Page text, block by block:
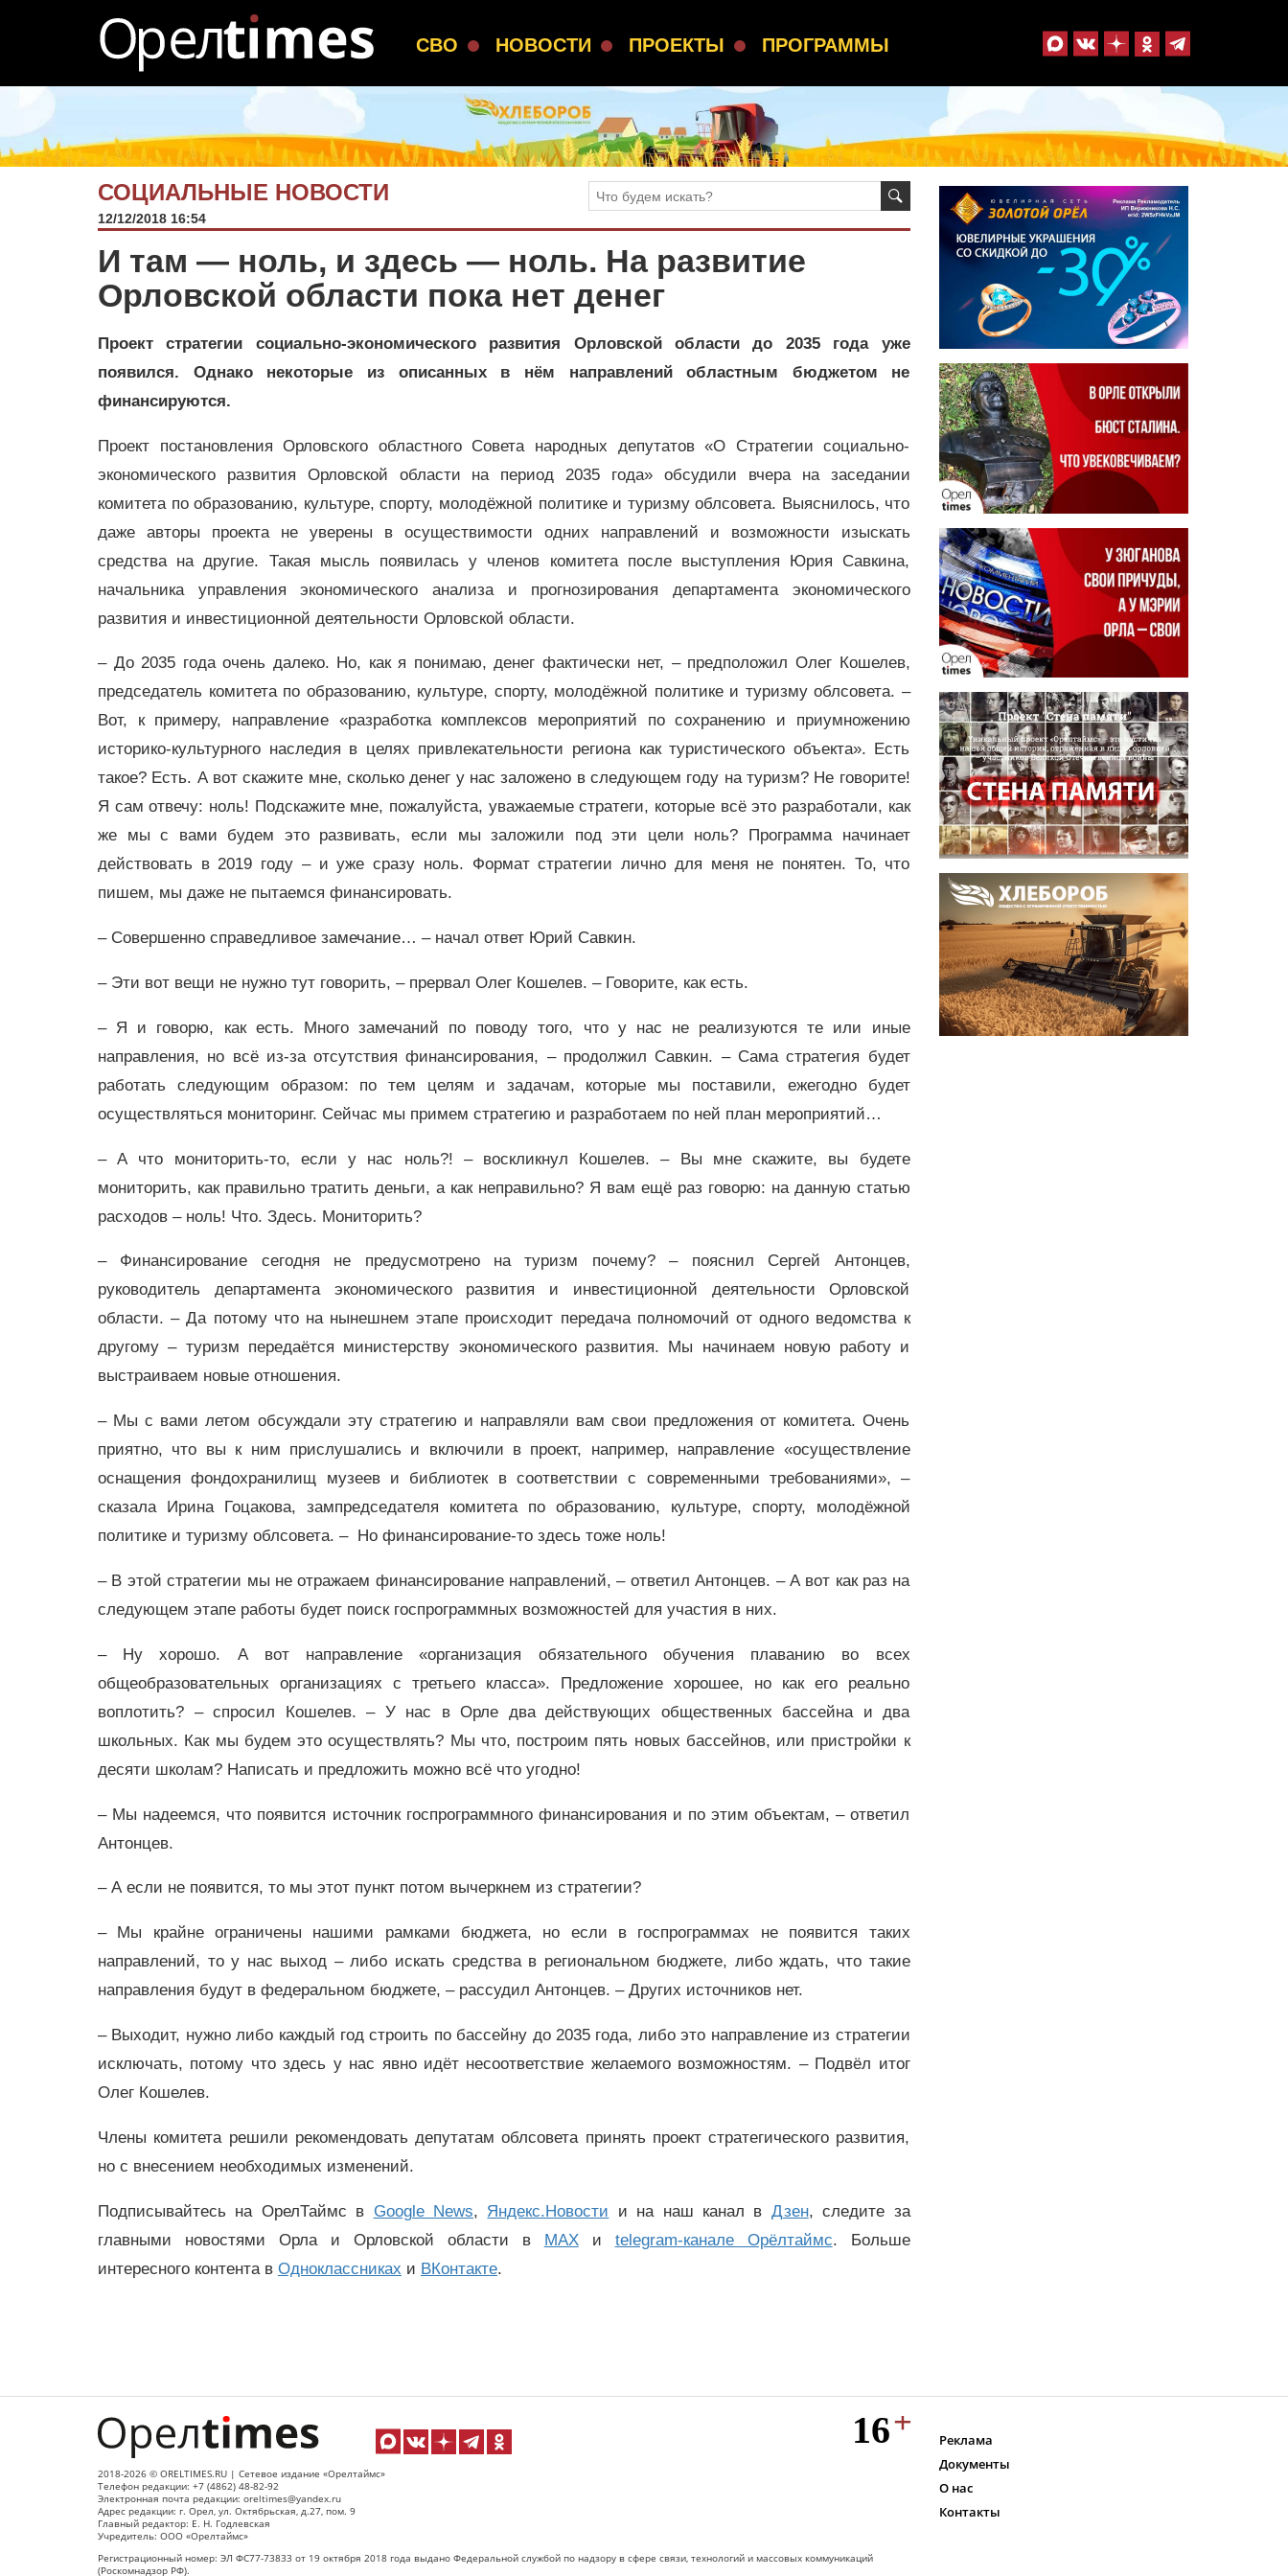
СВО НОВОСТИ ПРОЕКТЫ ПРОГРАММЫ
СОЦИАЛЬНЫЕ НОВОСТИ
12/12/2018 16:54
И там — ноль, и здесь — ноль. На развитие
Орловской области пока нет денег
Проект стратегии социально-экономического развития Орловской области до 2035 года уже
появился. Однако некоторые из описанных в нём направлений областным бюджетом не
финансируются.
Проект постановления Орловского областного Совета народных депутатов «О Стратегии социально-
экономического развития Орловской области на период 2035 года» обсудили вчера на заседании
комитета по образованию, культуре, спорту, молодёжной политике и туризму облсовета. Выяснилось, что
даже авторы проекта не уверены в осуществимости одних направлений и возможности изыскать
средства на другие. Такая мысль появилась у членов комитета после выступления Юрия Савкина,
начальника управления экономического анализа и прогнозирования департамента экономического
развития и инвестиционной деятельности Орловской области.
– До 2035 года очень далеко. Но, как я понимаю, денег фактически нет, – предположил Олег Кошелев,
председатель комитета по образованию, культуре, спорту, молодёжной политике и туризму облсовета. –
Вот, к примеру, направление «разработка комплексов мероприятий по сохранению и приумножению
историко-культурного наследия в целях привлекательности региона как туристического объекта». Есть
такое? Есть. А вот скажите мне, сколько денег у нас заложено в следующем году на туризм? Не говорите!
Я сам отвечу: ноль! Подскажите мне, пожалуйста, уважаемые стратеги, которые всё это разработали, как
же мы с вами будем это развивать, если мы заложили под эти цели ноль? Программа начинает
действовать в 2019 году – и уже сразу ноль. Формат стратегии лично для меня не понятен. То, что
пишем, мы даже не пытаемся финансировать.
– Совершенно справедливое замечание… – начал ответ Юрий Савкин.
– Эти вот вещи не нужно тут говорить, – прервал Олег Кошелев. – Говорите, как есть.
– Я и говорю, как есть. Много замечаний по поводу того, что у нас не реализуются те или иные
направления, но всё из-за отсутствия финансирования, – продолжил Савкин. – Сама стратегия будет
работать следующим образом: по тем целям и задачам, которые мы поставили, ежегодно будет
осуществляться мониторинг. Сейчас мы примем стратегию и разработаем по ней план мероприятий…
– А что мониторить-то, если у нас ноль?! – воскликнул Кошелев. – Вы мне скажите, вы будете
мониторить, как правильно тратить деньги, а как неправильно? Я вам ещё раз говорю: на данную статью
расходов – ноль! Что. Здесь. Мониторить?
– Финансирование сегодня не предусмотрено на туризм почему? – пояснил Сергей Антонцев,
руководитель департамента экономического развития и инвестиционной деятельности Орловской
области. – Да потому что на нынешнем этапе происходит передача полномочий от одного ведомства к
другому – туризм передаётся министерству экономического развития. Мы начинаем новую работу и
выстраиваем новые отношения.
– Мы с вами летом обсуждали эту стратегию и направляли вам свои предложения от комитета. Очень
приятно, что вы к ним прислушались и включили в проект, например, направление «осуществление
оснащения фондохранилищ музеев и библиотек в соответствии с современными требованиями», –
сказала Ирина Гоцакова, зампредседателя комитета по образованию, культуре, спорту, молодёжной
политике и туризму облсовета. – Но финансирование-то здесь тоже ноль!
– В этой стратегии мы не отражаем финансирование направлений, – ответил Антонцев. – А вот как раз на
следующем этапе работы будет поиск госпрограммных возможностей для участия в них.
– Ну хорошо. А вот направление «организация обязательного обучения плаванию во всех
общеобразовательных организациях с третьего класса». Предложение хорошее, но как его реально
воплотить? – спросил Кошелев. – У нас в Орле два действующих общественных бассейна и два
школьных. Как мы будем это осуществлять? Мы что, построим пять новых бассейнов, или пристройки к
десяти школам? Написать и предложить можно всё что угодно!
– Мы надеемся, что появится источник госпрограммного финансирования и по этим объектам, – ответил
Антонцев.
– А если не появится, то мы этот пункт потом вычеркнем из стратегии?
– Мы крайне ограничены нашими рамками бюджета, но если в госпрограммах не появится таких
направлений, то у нас выход – либо искать средства в региональном бюджете, либо ждать, что такие
направления будут в федеральном бюджете, – рассудил Антонцев. – Других источников нет.
– Выходит, нужно либо каждый год строить по бассейну до 2035 года, либо это направление из стратегии
исключать, потому что здесь у нас явно идёт несоответствие желаемого возможностям. – Подвёл итог
Олег Кошелев.
Члены комитета решили рекомендовать депутатам облсовета принять проект стратегического развития,
но с внесением необходимых изменений.
Подписывайтесь на ОрелТаймс в Google News, Яндекс.Новости и на наш канал в Дзен, следите за
главными новостями Орла и Орловской области в MAXи telegram-канале Орёлтаймс. Больше
интересного контента в Одноклассниках и ВКонтакте.
2018-2026 © ORELTIMES.RU | Сетевое издание «Орелтаймс»
Телефон редакции: +7 (4862) 48-82-92
Электронная почта редакции: oreltimes@yandex.ru
Адрес редакции: г. Орел, ул. Октябрьская, д.27, пом. 9
Главный редактор: Е. Н. Годлевская
Учредитель: ООО «Орелтаймс»
Регистрационный номер: ЭЛ ФС77-73833 от 19 октября 2018 года выдано Федеральной службой по надзору в сфере связи, технологий и массовых коммуникаций
(Роскомнадзор РФ).
Реклама
Документы
О нас
Контакты